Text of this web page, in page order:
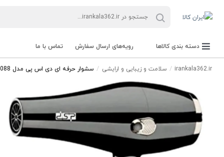
دسته بندی کالاها رویه‌های ارسال سفارش تماس با ما
irankala362.ir سلامت و زیبایی و ارایشی سشوار حرفه ای دی اس پی مدل 30088